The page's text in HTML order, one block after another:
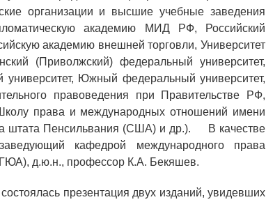
организации и высшие учебные заведения
академию МИД РФ, Российский
академию внешней торговли, Университет
(Приволжский) федеральный университет,
университет, Южный федеральный университет,
правоведения при Правительстве РФ,
права и международных отношений имени
штата Пенсильвания (США) и др.).
В качестве
кафедрой международного права
д.ю.н., профессор К.А. Бекяшев.
презентация двух изданий, увидевших